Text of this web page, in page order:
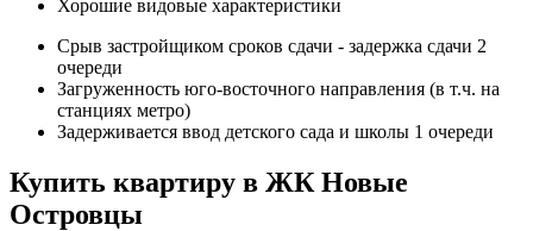
Хорошие видовые характеристики
Срыв застройщиком сроков сдачи - задержка сдачи 2
очереди
Загруженность юго-восточного направления (в т.ч. на
станциях метро)
Задерживается ввод детского сада и школы 1 очереди
Купить квартиру в ЖК Новые
Островцы